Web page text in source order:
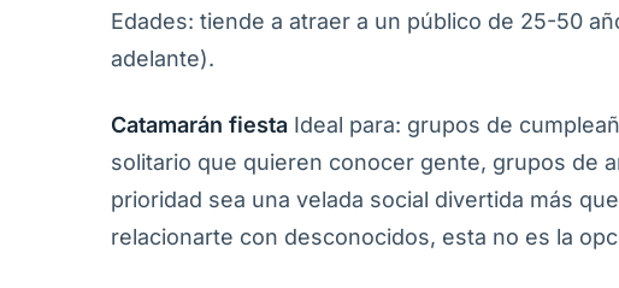
Edades: tiende a atraer a un público de 25-50
adelante).
Catamarán fiesta Ideal para: grupos de
solitario que quieren conocer gente, grupos de
prioridad sea una velada social divertida más
relacionarte con desconocidos, esta no es la